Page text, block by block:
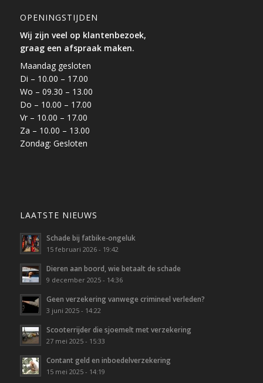
OPENINGSTIJDEN
Wij zijn veel op klantenbezoek,
graag een afspraak maken.
Maandag gesloten
Di – 10.00 – 17.00
Wo – 09.30 – 13.00
Do – 10.00 – 17.00
Vr – 10.00 – 17.00
Za – 10.00 – 13.00
Zondag: Gesloten
LAATSTE NIEUWS
Schade bij fatbike-ongeluk
15 februari 2026 - 19:42
Dieren aan boord, wie betaalt de schade
9 december 2025 - 14:36
Geen verzekering vanwege crimineel verleden?
3 juni 2025 - 14:22
Scooterrijder die sjoemelt met verzekering
27 mei 2025 - 15:33
Contant geld en inboedelverzekering
15 mei 2025 - 14:19